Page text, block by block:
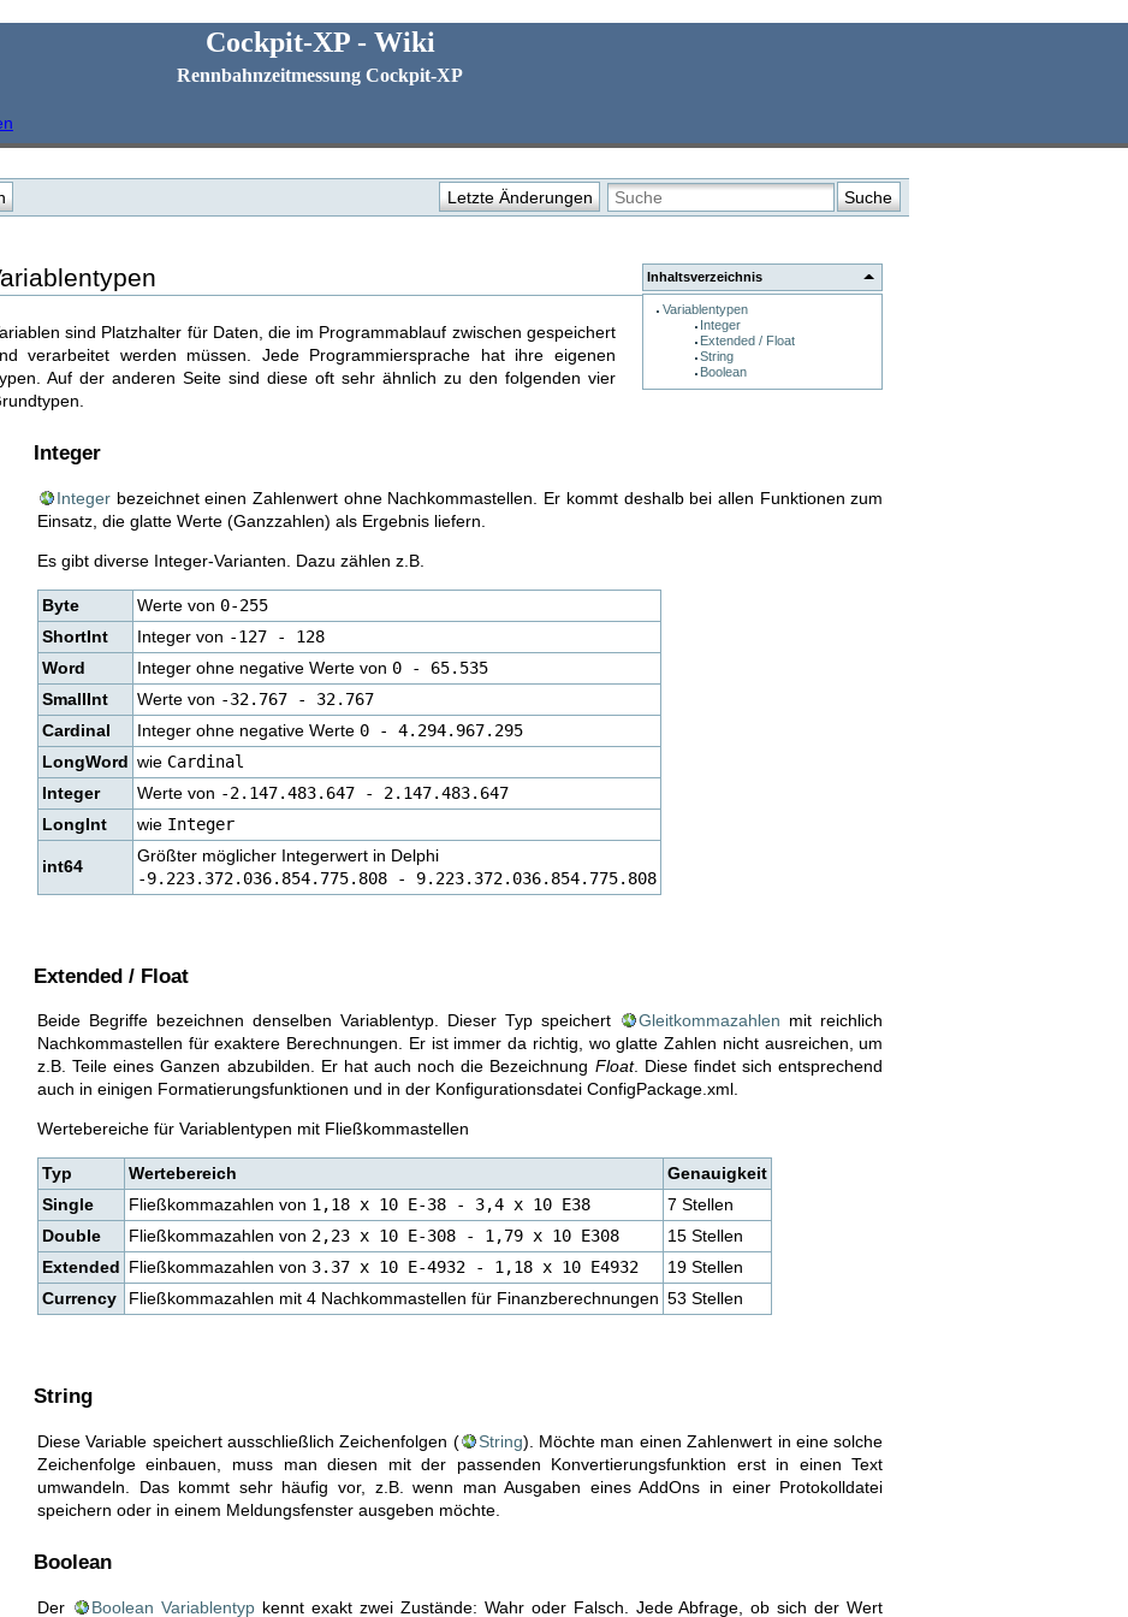
Cockpit-XP - Wiki
Rennbahnzeitmessung Cockpit-XP
Letzte Änderungen Suche
Inhaltsverzeichnis
Variablentypen
Integer
Extended / Float
String
Boolean
sind Platzhalter für Daten, die im Programmablauf zwischen gespeichert
verarbeitet werden müssen. Jede Programmiersprache hat ihre eigenen
Auf der anderen Seite sind diese oft sehr ähnlich zu den folgenden vier
Integer
Integerbezeichnet einen Zahlenwert ohne Nachkommastellen. Er kommt deshalb bei allen Funktionen zum
Einsatz, die glatte Werte (Ganzzahlen) als Ergebnis liefern.
Es gibt diverse Integer-Varianten. Dazu zählen z.B.
Byte Werte von 0-255
ShortInt
Integer von -127 - 128
Word
Integer ohne negative Werte von 0 - 65.535
SmallInt
Werte von -32.767 - 32.767
Cardinal
Integer ohne negative Werte 0 - 4.294.967.295
LongWord wie Cardinal
Integer
Werte von -2.147.483.647 - 2.147.483.647
LongInt
wie Integer
int64
Größter möglicher Integerwert in Delphi
-9.223.372.036.854.775.808 - 9.223.372.036.854.775.808
Extended / Float
Beide Begriffe bezeichnen denselben Variablentyp. Dieser Typ speichert Gleitkommazahlen mit reichlich
Nachkommastellen für exaktere Berechnungen. Er ist immer da richtig, wo glatte Zahlen nicht ausreichen, um
z.B. Teile eines Ganzen abzubilden. Er hat auch noch die Bezeichnung Float. Diese findet sich entsprechend
auch in einigen Formatierungsfunktionen und in der Konfigurationsdatei ConfigPackage.xml.
Wertebereiche für Variablentypen mit Fließkommastellen
Typ Wertebereich
Genauigkeit
Single
Fließkommazahlen von 1,18 x 10 E-38 - 3,4 x 10 E38
7 Stellen
Double
Fließkommazahlen von 2,23 x 10 E-308 - 1,79 x 10 E308
15 Stellen
Extended Fließkommazahlen von 3.37 x 10 E-4932 - 1,18 x 10 E4932
19 Stellen
Currency
Fließkommazahlen mit 4 Nachkommastellen für Finanzberechnungen 53 Stellen
String
Diese Variable speichert ausschließlich Zeichenfolgen ( String). Möchte man einen Zahlenwert in eine solche
Zeichenfolge einbauen, muss man diesen mit der passenden Konvertierungsfunktion erst in einen Text
umwandeln. Das kommt sehr häufig vor, z.B. wenn man Ausgaben eines AddOns in einer Protokolldatei
speichern oder in einem Meldungsfenster ausgeben möchte.
Boolean
Der Boolean Variablentypkennt exakt zwei Zustände: Wahr oder Falsch. Jede Abfrage, ob sich der Wert